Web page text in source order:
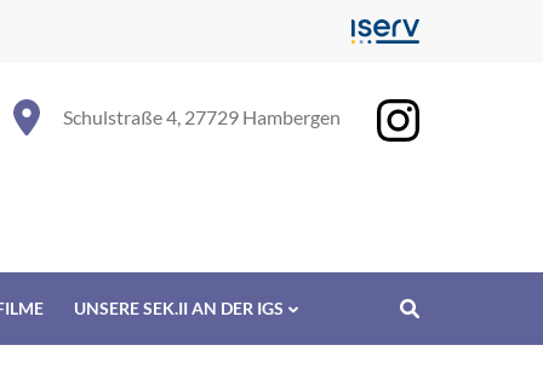
Schulstraße 4, 27729 Hambergen
UNSERE SEK.II AN DER IGS